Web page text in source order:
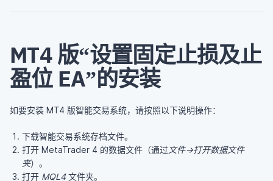
MT4 版“设置固定止损及止
盈位 EA”的安装
如要安装 MT4 版智能交易系统，请按照以下说明操作：
下载智能交易系统存档文件。
打开 MetaTrader 4 的数据文件（通过 文件->打开数据文件
夹）。
打开 MQL4文件夹。